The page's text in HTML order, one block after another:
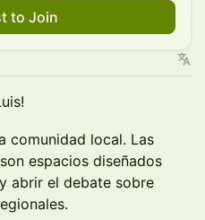
to Join
comunidad local. Las
espacios diseñados
abrir el debate sobre